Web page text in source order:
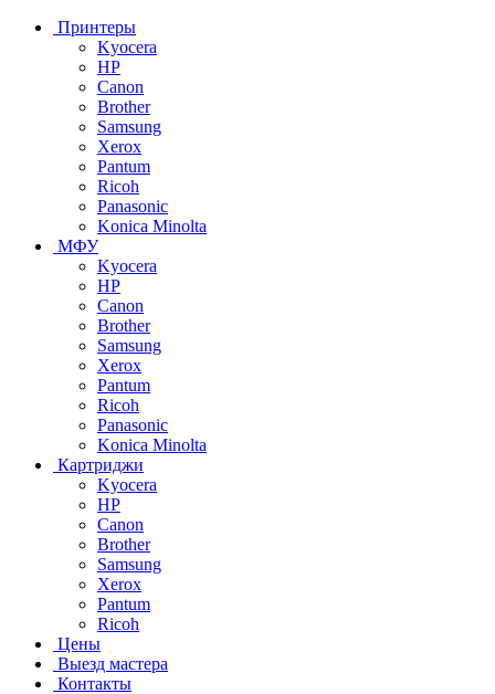
Принтеры
Kyocera
HP
Canon
Brother
Samsung
Xerox
Pantum
Ricoh
Panasonic
Konica Minolta
МФУ
Kyocera
HP
Canon
Brother
Samsung
Xerox
Pantum
Ricoh
Panasonic
Konica Minolta
Картриджи
Kyocera
HP
Canon
Brother
Samsung
Xerox
Pantum
Ricoh
Цены
Выезд мастера
Контакты